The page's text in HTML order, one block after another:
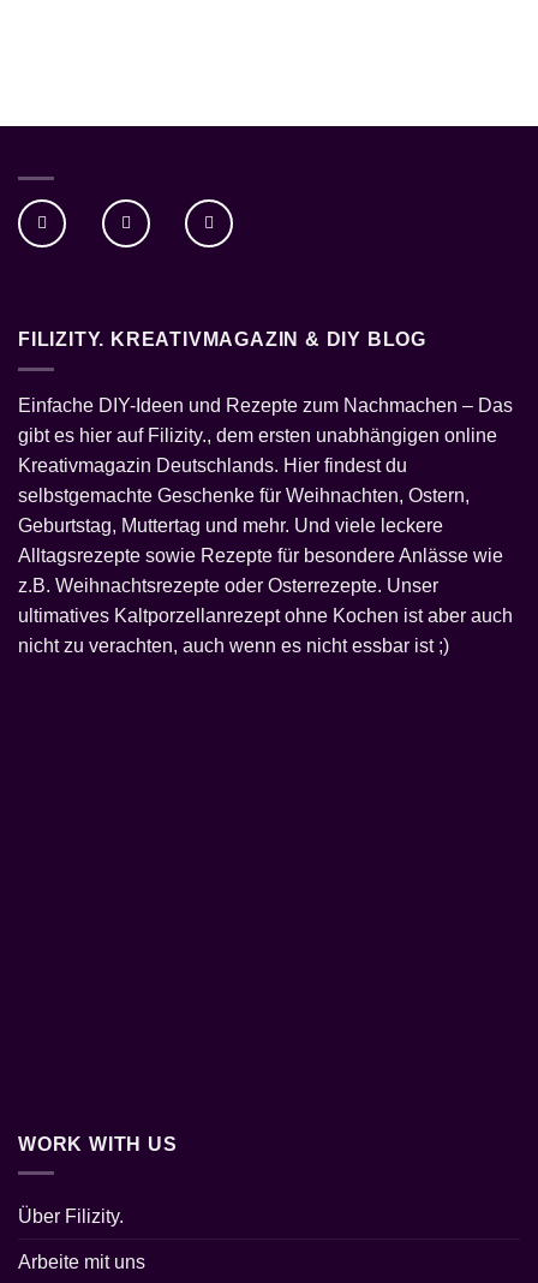
FILIZITY. KREATIVMAGAZIN & DIY BLOG
Einfache DIY-Ideen und Rezepte zum Nachmachen – Das
gibt es hier auf Filizity., dem ersten unabhängigen online
Kreativmagazin Deutschlands. Hier findest du
selbstgemachte Geschenke für Weihnachten, Ostern,
Geburtstag, Muttertag und mehr. Und viele leckere
Alltagsrezepte sowie Rezepte für besondere Anlässe wie
z.B. Weihnachtsrezepte oder Osterrezepte. Unser
ultimatives Kaltporzellanrezept ohne Kochen ist aber auch
nicht zu verachten, auch wenn es nicht essbar ist ;)
WORK WITH US
Über Filizity.
Arbeite mit uns